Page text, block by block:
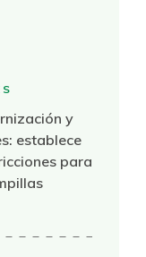
y
establece
para